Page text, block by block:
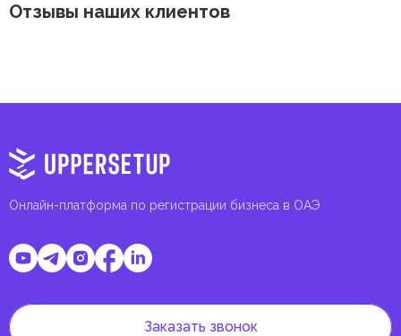
Отзывы наших клиентов
Онлайн-платформа по регистрации бизнеса в ОАЭ
Заказать звонок